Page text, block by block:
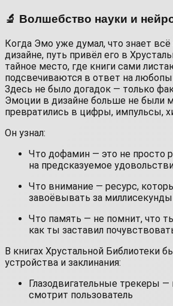
🔬 Волшебство науки и
Когда Эмо уже думал, что знает
дизайне, путь привёл его в
тайное место, где книги сами
подсвечиваются в ответ на
Здесь не было догадок — только
Эмоции в дизайне больше не были
превратились в цифры, импульсы,
Он узнал:
Что дофамин — это не просто
на предсказуемое
Что внимание — ресурс,
завоёвывать за миллисекунды
Что память — не помнит, что
как ты заставил
В книгах Хрустальной Библиотеки
устройства и заклинания:
Глазодвигательные трекеры —
смотрит пользователь